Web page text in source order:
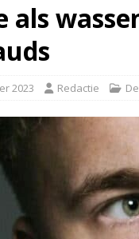
als
2023 Redactie